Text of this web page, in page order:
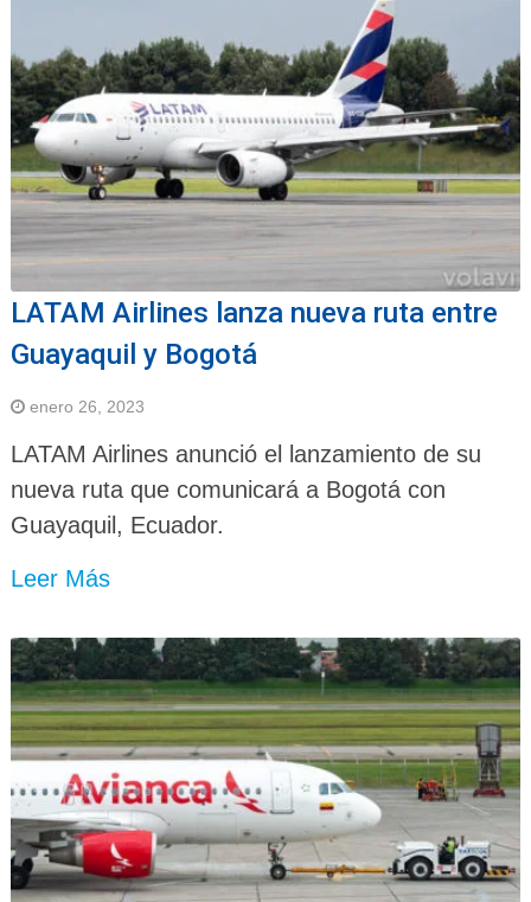
LATAM Airlines lanza nueva ruta entre
Guayaquil y Bogotá
enero 26, 2023
LATAM Airlines anunció el lanzamiento de su
nueva ruta que comunicará a Bogotá con
Guayaquil, Ecuador.
Leer Más